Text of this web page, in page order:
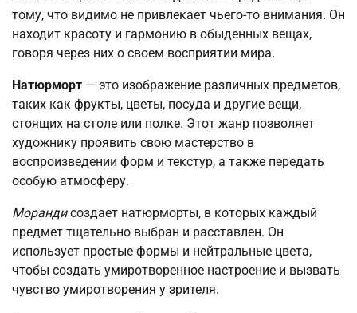
тому, что видимо не привлекает чьего-то внимания. Он
находит красоту и гармонию в обыденных вещах,
говоря через них о своем восприятии мира.
Натюрморт — это изображение различных предметов,
таких как фрукты, цветы, посуда и другие вещи,
стоящих на столе или полке. Этот жанр позволяет
художнику проявить свою мастерство в
воспроизведении форм и текстур, а также передать
особую атмосферу.
Морандисоздает натюрморты, в которых каждый
предмет тщательно выбран и расставлен. Он
использует простые формы и нейтральные цвета,
чтобы создать умиротворенное настроение и вызвать
чувство умиротворения у зрителя.